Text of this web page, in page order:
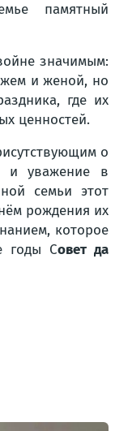
памятный
значимым:
и женой, но
где их
ценностей.
о
и уважение в
семьи этот
рождения их
которое
годы Совет да